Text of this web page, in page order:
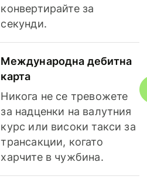
конвертирайте за
секунди.
Международна дебитна
карта
Никога не се тревожете
за надценки на валутния
курс или високи такси за
трансакции, когато
харчите в чужбина.